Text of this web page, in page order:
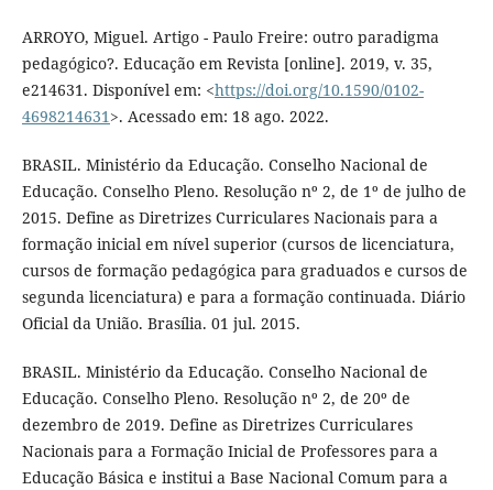
ARROYO, Miguel. Artigo - Paulo Freire: outro paradigma
pedagógico?. Educação em Revista [online]. 2019, v. 35,
e214631. Disponível em: <https://doi.org/10.1590/0102-
4698214631>. Acessado em: 18 ago. 2022.
BRASIL. Ministério da Educação. Conselho Nacional de
Educação. Conselho Pleno. Resolução nº 2, de 1º de julho de
2015. Define as Diretrizes Curriculares Nacionais para a
formação inicial em nível superior (cursos de licenciatura,
cursos de formação pedagógica para graduados e cursos de
segunda licenciatura) e para a formação continuada. Diário
Oficial da União. Brasília. 01 jul. 2015.
BRASIL. Ministério da Educação. Conselho Nacional de
Educação. Conselho Pleno. Resolução nº 2, de 20º de
dezembro de 2019. Define as Diretrizes Curriculares
Nacionais para a Formação Inicial de Professores para a
Educação Básica e institui a Base Nacional Comum para a